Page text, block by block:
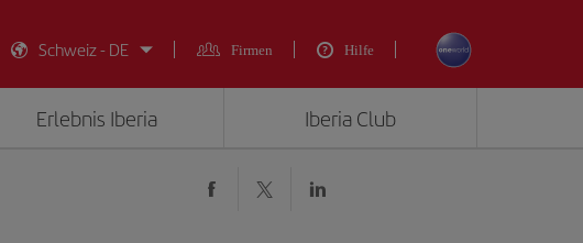
Schweiz - DE
Firmen Hilfe
Erlebnis Iberia Iberia Club